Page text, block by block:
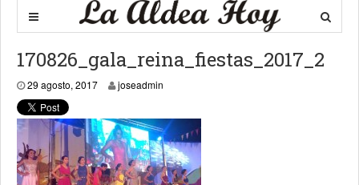
170826_gala_reina_fiestas_2017_2
29 agosto, 201730 agosto, 2017
joseadmin